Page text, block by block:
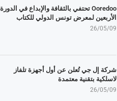
Ooredoo تحتفي بالثقافة والإبداع في الدورة
الأربعين لمعرض تونس الدولي للكتاب
26/05/09
شركة إل جي تُعلن عن أول أجهزة تلفاز
لاسلكية بتقنية معتمدة
26/05/09